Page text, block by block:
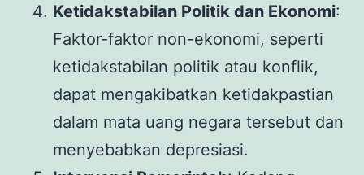
Ketidakstabilan Politik dan Ekonomi:
Faktor-faktor non-ekonomi, seperti
ketidakstabilan politik atau konflik,
dapat mengakibatkan ketidakpastian
dalam mata uang negara tersebut dan
menyebabkan depresiasi.